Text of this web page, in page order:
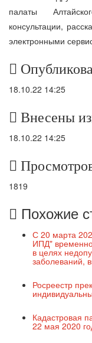
палаты
консультации,
электронными
18.10.22 14:25
Внесены
18.10.22 14:25
1819
Похожие
С 20 марта
ИПД"
в целях
заболеваний,
Росреестр
Кадастровая
22 мая 2020